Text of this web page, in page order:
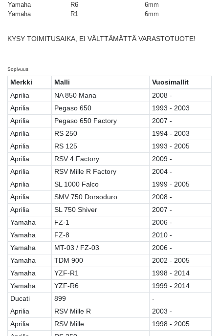
Yamaha
R6
6mm
Yamaha
R1 6mm
KYSY TOIMITUSAIKA, EI VÄLTTÄMÄTTÄ VARASTOTUOTE!
Sopivuus
Merkki Malli
Vuosimallit
Aprilia
NA 850 Mana
2008 -
Aprilia
Pegaso 650
1993 - 2003
Aprilia
Pegaso 650 Factory
2007 -
Aprilia
RS 250
1994 - 2003
Aprilia
RS 125
1993 - 2005
Aprilia
RSV 4 Factory
2009 -
Aprilia
RSV Mille R Factory
2004 -
Aprilia
SL 1000 Falco
1999 - 2005
Aprilia
SMV 750 Dorsoduro
2008 -
Aprilia
SL 750 Shiver
2007 -
Yamaha
FZ-1
2006 -
Yamaha
FZ-8
2010 -
Yamaha
MT-03 / FZ-03
2006 -
Yamaha
TDM 900
2002 - 2005
Yamaha
YZF-R1
1998 - 2014
Yamaha
YZF-R6
1999 - 2014
Ducati
899
-
Aprilia
RSV Mille R
2003 -
Aprilia
RSV Mille
1998 - 2005